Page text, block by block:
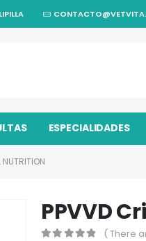
ESPECIALIDADES
PPVVD
( There